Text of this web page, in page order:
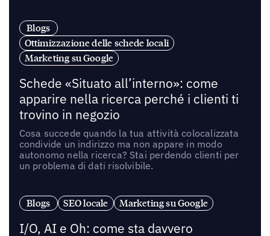
Blogs
Ottimizzazione delle schede locali
Marketing su Google
Schede «Situato all’interno»: come
apparire nella ricerca perché i clienti ti
trovino in negozio
Cosa succede quando la tua attività colocalizzata
condivide un indirizzo ma non appare in modo
autonomo nella ricerca? Stai perdendo clienti per
un problema di dati risolvibile.
Blogs SEO locale Marketing su Google
I/O, AI e Oh: come sta davvero